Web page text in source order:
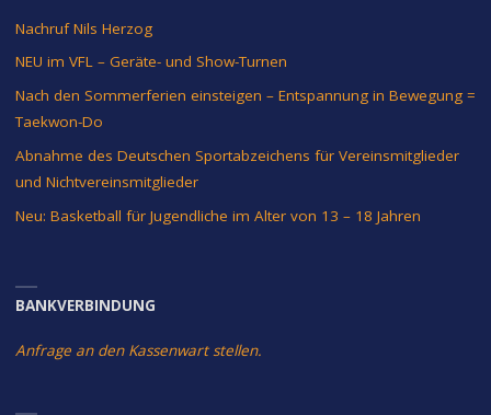
Nachruf Nils Herzog
NEU im VFL – Geräte- und Show-Turnen
Nach den Sommerferien einsteigen – Entspannung in Bewegung =
Taekwon-Do
Abnahme des Deutschen Sportabzeichens für Vereinsmitglieder
und Nichtvereinsmitglieder
Neu: Basketball für Jugendliche im Alter von 13 – 18 Jahren
BANKVERBINDUNG
Anfrage an den Kassenwart stellen.